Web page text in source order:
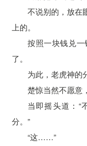
不说别的，放在
上的。
按照一块钱兑
了。
为此，老虎神的
楚惊当然不愿意
当即摇头道：“
分。”
“这……”